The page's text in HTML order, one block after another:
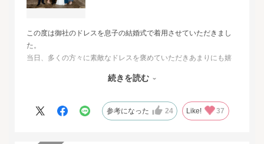
この度は御社のドレスを息子の結婚式で着用させていただきまし
た。
当日、多くの方々に素敵なドレスを褒めていただきあまりにも嬉
その旨をお伝えさせていただきたいと思いました。とても素敵な
人生最高の幸せな日に華を添えていただき、心より感謝申し上げ
続きを読む
参考になった 24 Like! 37